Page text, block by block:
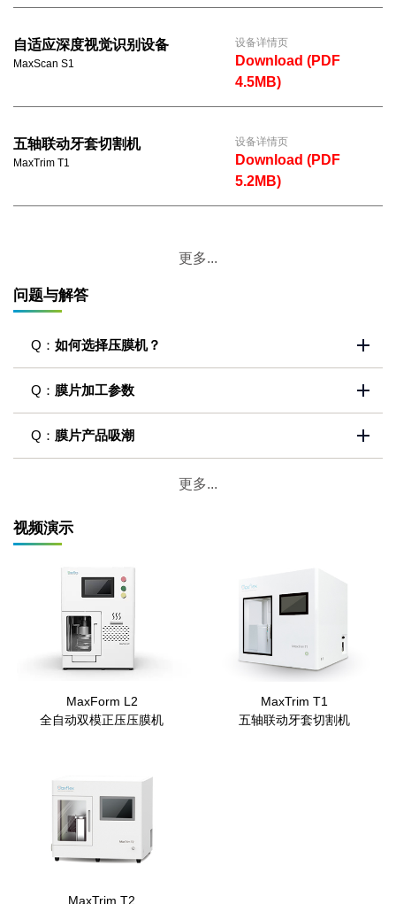
自适应深度视觉识别设备
MaxScan S1
设备详情页
Download (PDF
4.5MB)
五轴联动牙套切割机
MaxTrim T1
设备详情页
Download (PDF
5.2MB)
更多...
问题与解答
Q： 如何选择压膜机？
Q： 膜片加工参数
Q： 膜片产品吸潮
更多...
视频演示
MaxForm L2
全自动双模正压压膜机
MaxTrim T1
五轴联动牙套切割机
MaxTrim T2